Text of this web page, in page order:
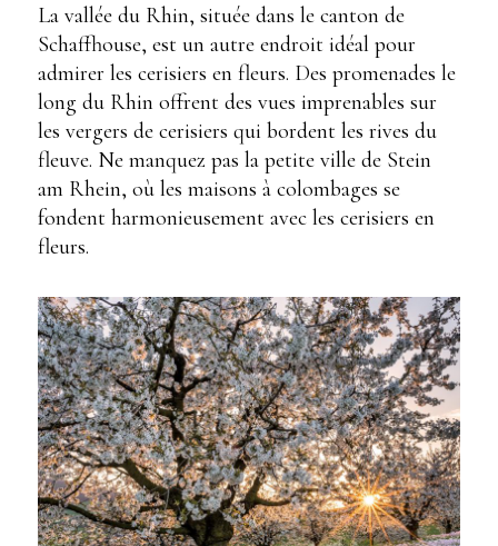
La vallée du Rhin, située dans le canton de
Schaffhouse, est un autre endroit idéal pour
admirer les cerisiers en fleurs. Des promenades le
long du Rhin offrent des vues imprenables sur
les vergers de cerisiers qui bordent les rives du
fleuve. Ne manquez pas la petite ville de Stein
am Rhein, où les maisons à colombages se
fondent harmonieusement avec les cerisiers en
fleurs.